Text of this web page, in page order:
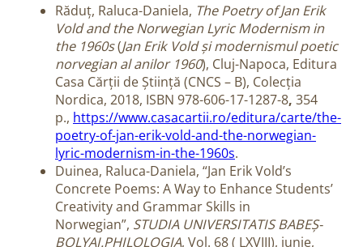
Răduț, Raluca-Daniela, The Poetry of Jan Erik
Vold and the Norwegian Lyric Modernism in
the 1960s(Jan Erik Vold și modernismul poetic
norvegian al anilor 1960), Cluj-Napoca, Editura
Casa Cărții de Știință (CNCS – B), Colecția
Nordica, 2018, ISBN 978-606-17-1287-8, 354
p., https://www.casacartii.ro/editura/carte/the-
poetry-of-jan-erik-vold-and-the-norwegian-
lyric-modernism-in-the-1960s.
Duinea, Raluca-Daniela, “Jan Erik Vold’s
Concrete Poems: A Way to Enhance Students’
Creativity and Grammar Skills in
Norwegian”, STUDIA UNIVERSITATIS BABEȘ-
BOLYAI.PHILOLOGIA, Vol. 68 ( LXVIII), iunie,